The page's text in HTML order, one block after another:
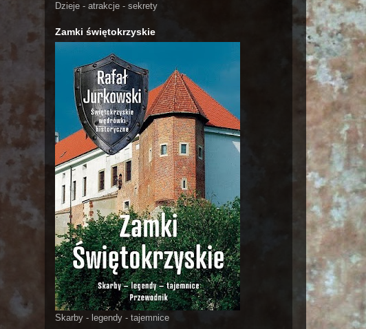
Dzieje - atrakcje - sekrety
Zamki świętokrzyskie
Skarby - legendy - tajemnice